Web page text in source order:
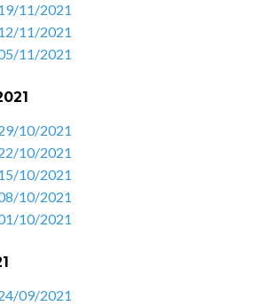
11/2021
11/2021
11/2021
10/2021
10/2021
10/2021
10/2021
10/2021
09/2021